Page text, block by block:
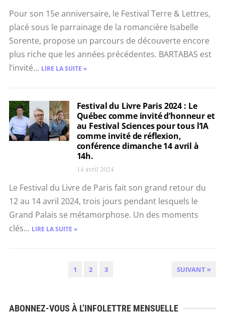
Pour son 15e anniversaire, le Festival Terre & Lettres,
placé sous le parrainage de la romancière Isabelle
Sorente, propose un parcours de découverte encore
plus riche que les années précédentes. BARTABAS est
l’invité... LIRE LA SUITE »
Festival du Livre Paris 2024 : Le
Québec comme invité d’honneur et
au Festival Sciences pour tous l’IA
comme invité de réflexion,
conférence dimanche 14 avril à
14h.
14 avril 2024
Le Festival du Livre de Paris fait son grand retour du
12 au 14 avril 2024, trois jours pendant lesquels le
Grand Palais se métamorphose. Un des moments
clés... LIRE LA SUITE »
1 2 3 SUIVANT »
ABONNEZ-VOUS À L’INFOLETTRE MENSUELLE